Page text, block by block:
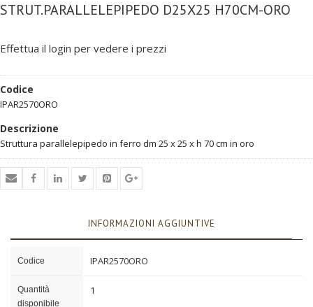
STRUT.PARALLELEPIPEDO D25X25 H70CM-ORO
Effettua il login per vedere i prezzi
Codice
IPAR2570ORO
Descrizione
Struttura parallelepipedo in ferro dm 25 x 25 x h 70 cm in oro
INFORMAZIONI AGGIUNTIVE
Codice IPAR2570ORO
Quantità
disponibile
1